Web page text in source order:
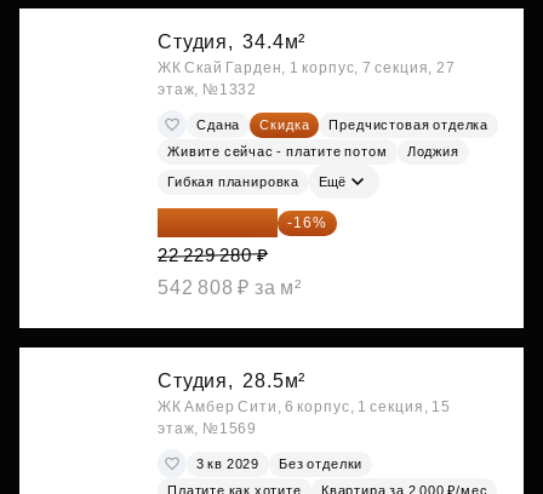
Студия, 34.4м²
ЖК Скай Гарден, 1 корпус, 7 секция, 27
этаж, №1332
Сдана Скидка
Предчистовая отделка
Живите сейчас - платите потом
Лоджия
Гибкая планировка Ещё
18 672 595 ₽ -16%
22 229 280 ₽
542 808 ₽ за м²
Студия, 28.5м²
ЖК Амбер Сити, 6 корпус, 1 секция, 15
этаж, №1569
3 кв 2029
Без отделки
Платите как хотите
Квартира за 2 000 ₽/мес